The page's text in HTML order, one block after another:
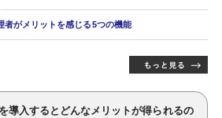
者がメリットを感じる5つの機能
導入するとどんなメリットが得られるの